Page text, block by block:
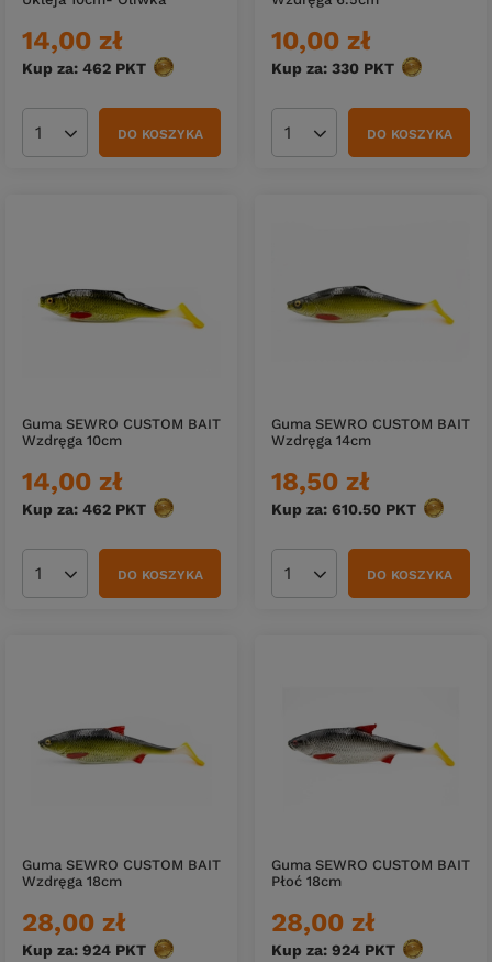
14,00 zł
Kup za: 462 PKT punktów
Ilość produktówDO KOSZYKA
10,00 zł
Kup za: 330 PKT punktów
Ilość produktówDO KOSZYKA
Guma SEWRO CUSTOM BAIT
Wzdręga 10cm
14,00 zł
Kup za: 462 PKT punktów
Ilość produktówDO KOSZYKA
Guma SEWRO CUSTOM BAIT
Wzdręga 14cm
18,50 zł
Kup za: 610.50 PKT punktów
Ilość produktówDO KOSZYKA
Guma SEWRO CUSTOM BAIT
Wzdręga 18cm
28,00 zł
Kup za: 924 PKT punktów
Guma SEWRO CUSTOM BAIT
Płoć 18cm
28,00 zł
Kup za: 924 PKT punktów